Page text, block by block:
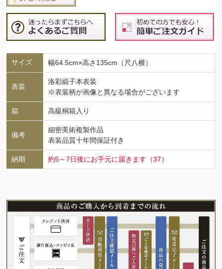
サイズ 幅64.5cm×高さ135cm（尺八横）
表装
洛彩緞子本表装
※表装柄が画像と異なる場合がございます
箱 高級桐箱入り
備考
細密美術複製作品
表装品質十年間保証付き
納期 約5～7日後にお手元に届きます（37）